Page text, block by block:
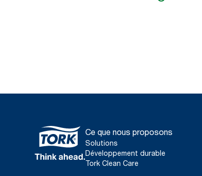
Ce que nous proposons
Solutions
Développement durable
Tork Clean Care